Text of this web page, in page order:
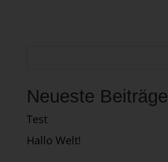
Neueste Beiträge
Test
Hallo Welt!